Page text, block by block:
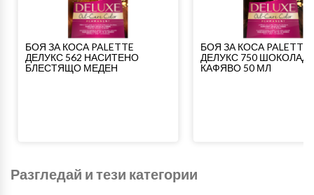
БОЯ ЗА КОСА PALETTE
ДЕЛУКС 562 НАСИТЕНО
БЛЕСТЯЩО МЕДЕН
БОЯ ЗА КОСА PALETTE
ДЕЛУКС 750
КАФЯВО 50 МЛ
Разгледай и тези категории